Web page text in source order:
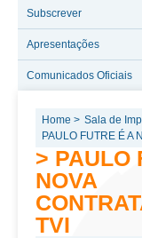
Subscrever
Apresentações
Comunicados Oficiais
Home > Sala de
PAULO FUTRE É A
> PAULO
NOVA
TVI